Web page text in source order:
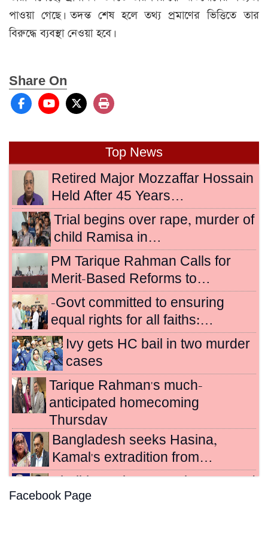
পাওয়া গেছে। তদন্ত শেষ হলে তথ্য প্রমাণের ভিত্তিতে তার
বিরুদ্ধে ব্যবস্থা নেওয়া হবে।
Share On
Top News
Retired Major Mozzaffar Hossain
Held After 45 Years…
Trial begins over rape, murder of
child Ramisa in…
PM Tarique Rahman Calls for
Merit-Based Reforms to…
-Govt committed to ensuring
equal rights for all faiths:…
Ivy gets HC bail in two murder
cases
Tarique Rahman's much-
anticipated homecoming
Thursday
Bangladesh seeks Hasina,
Kamal's extradition from…
to death for crimes…
Facebook Page